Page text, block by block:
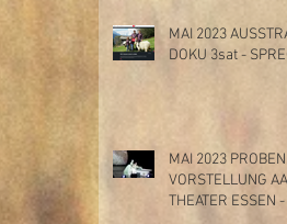
MAI 2023
DOKU 3sat -
MAI 2023
VORSTELLUNG
THEATER ESSEN -